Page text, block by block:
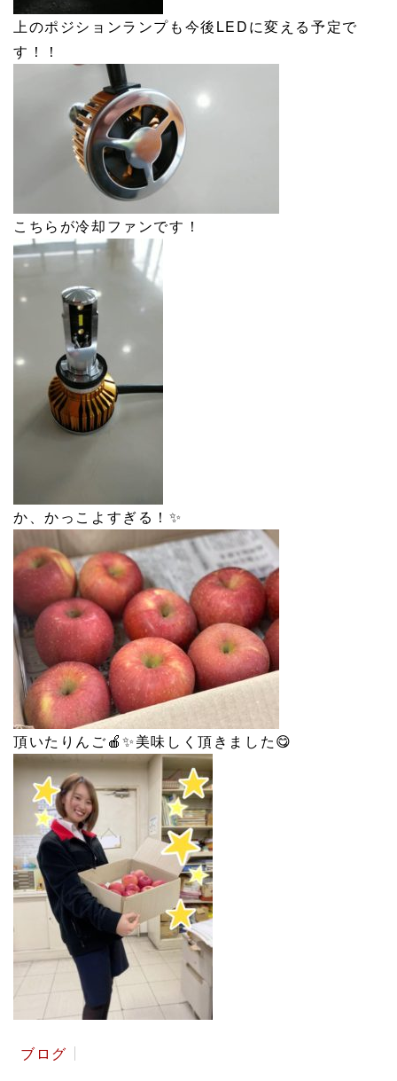
上のポジションランプも今後LEDに変える予定で
す！！
こちらが冷却ファンです！
か、かっこよすぎる！✨
頂いたりんご🍎✨美味しく頂きました😋
ブログ